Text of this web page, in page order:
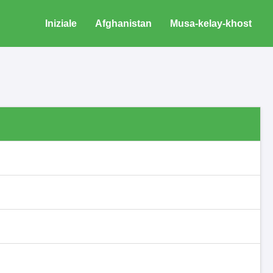
Iniziale Afghanistan Musa-kelay-khost